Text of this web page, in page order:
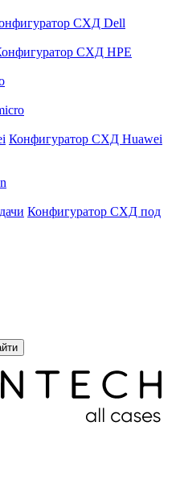
СХД Dell
СХД HPE
Конфигуратор СХД Huawei
Конфигуратор СХД под